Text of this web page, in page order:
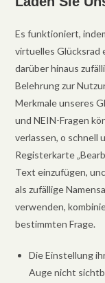
Es funktioniert,
virtuelles Glücksrad
darüber hinaus
Belehrung zur
Merkmale unseres
und NEIN-Fragen
verlassen, o schnell
Registerkarte
Text einzufügen,
als zufällige
verwenden,
bestimmten Frage.
Die Einstellung
Auge nicht